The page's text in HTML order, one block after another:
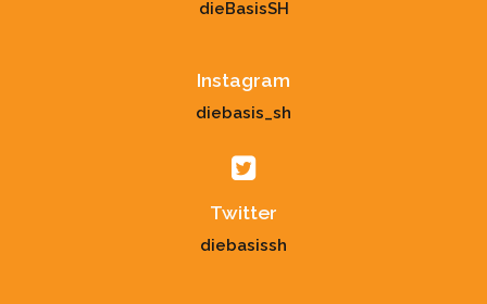
dieBasisSH
Instagram
diebasis_sh
Twitter
diebasissh